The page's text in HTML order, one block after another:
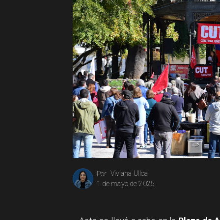
Viviana Ulloa
Por
1 de mayo de 2025